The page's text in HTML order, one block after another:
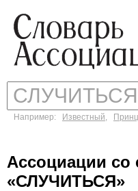
Например: Известный, Принц
Ассоциации со
«СЛУЧИТЬСЯ»